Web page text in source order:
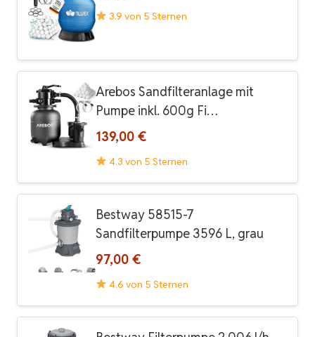
3.9 von 5 Sternen
Arebos Sandfilteranlage mit
Pumpe inkl. 600g Fi…
139,00 €
4.3 von 5 Sternen
Bestway 58515-7
Sandfilterpumpe 3596 L, grau
97,00 €
4.6 von 5 Sternen